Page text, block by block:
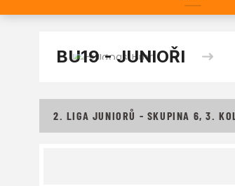
BU19 - JUNIOŘI
2. LIGA JUNIORŮ - SKUPINA 6, 3.